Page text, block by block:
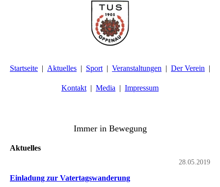
Startseite Aktuelles Sport Veranstaltungen Der Verein
Kontakt Media Impressum
Immer in Bewegung
Aktuelles
28.05.2019
Einladung zur Vatertagswanderung